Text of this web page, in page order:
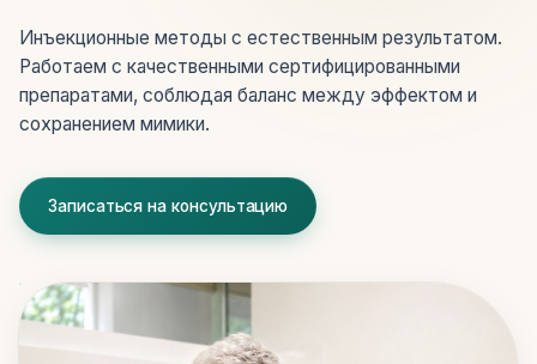
Инъекционные методы с естественным результатом.
Работаем с качественными сертифицированными
препаратами, соблюдая баланс между эффектом и
сохранением мимики.
Записаться на консультацию